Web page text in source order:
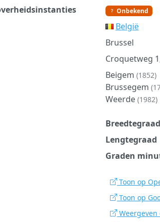
Onbekend
België
Brussel
Croquetweg
Beigem (1852)
Brussegem
Weerde (1982)
Breedtegraad
Lengtegraad
Graden
Toon op
Toon op
Weergeven